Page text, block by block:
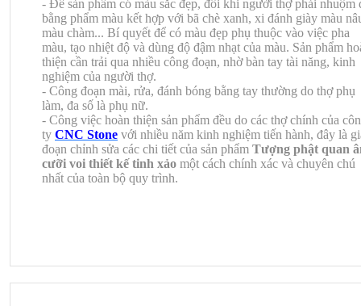
- Để sản phẩm có màu sắc đẹp, đôi khi người thợ phải nhuộm
bằng phẩm màu kết hợp với bã chè xanh, xi đánh giày màu
màu chàm... Bí quyết để có màu đẹp phụ thuộc vào việc pha
màu, tạo nhiệt độ và dùng độ đậm nhạt của màu. Sản phẩm
thiện cần trải qua nhiều công đoạn, nhờ bàn tay tài năng, kinh
nghiệm của người thợ.
- Công đoạn mài, rửa, đánh bóng bằng tay thường do thợ phụ
làm, đa số là phụ nữ.
- Công việc hoàn thiện sản phẩm đều do các thợ chính của
ty CNC Stone với nhiều năm kinh nghiệm tiến hành, đây là
đoạn chỉnh sửa các chi tiết của sản phẩm Tượng phật quan
cưỡi voi thiết kế tinh xảo một cách chính xác và chuyên chú
nhất của toàn bộ quy trình.